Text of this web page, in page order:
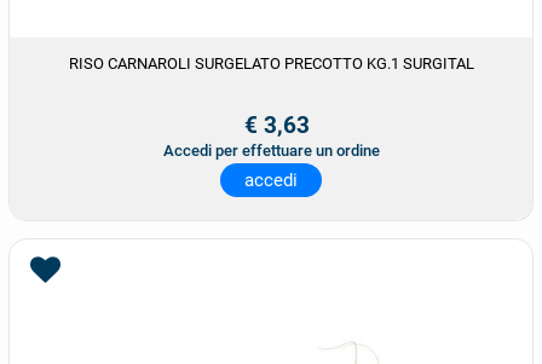
RISO CARNAROLI SURGELATO PRECOTTO KG.1 SURGITAL
€ 3,63
Accedi per effettuare un ordine
accedi